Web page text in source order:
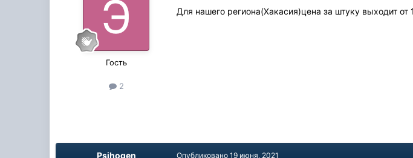
Гость
2
Для нашего региона(Хакасия)цена за штуку выходит
Psihogen Опубликовано19 июня, 2021